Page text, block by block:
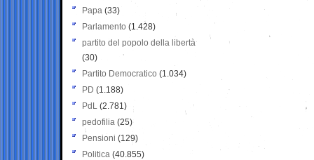
Papa (33)
Parlamento (1.428)
partito del popolo della libertà
(30)
Partito Democratico (1.034)
PD (1.188)
PdL (2.781)
pedofilia (25)
Pensioni (129)
Politica (40.855)